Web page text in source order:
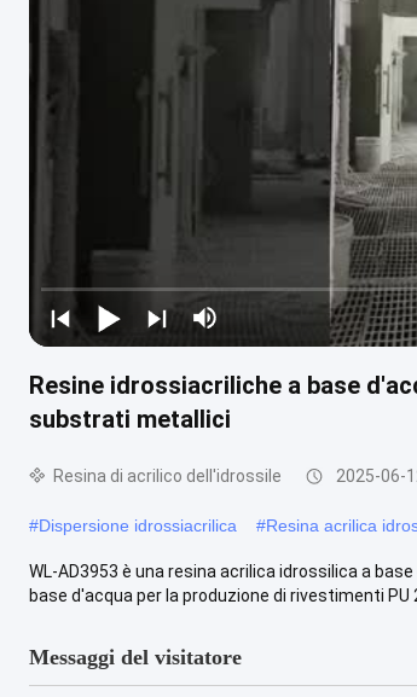
Resine idrossiacriliche a base
substrati metallici
Resina di acrilico dell'idrossile 2025-06-
#Dispersione idrossiacrilica #Resina acrilica
WL-AD3953 è una resina acrilica idrossilica a
base d'acqua per la produzione di rivestimenti PU
Messaggi del visitatore